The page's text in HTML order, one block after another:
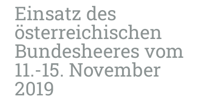
Einsatz des
österreichischen
Bundesheeres vom
11.-15. November
2019